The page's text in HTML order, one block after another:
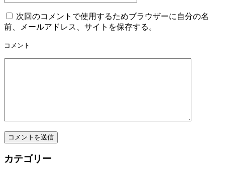
次回のコメントで使用するためブラウザーに自分の名
前、メールアドレス、サイトを保存する。
コメント
カテゴリー